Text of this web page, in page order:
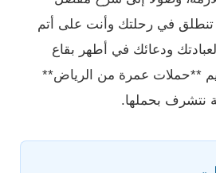
تنطلق في رحلتك وأنت على أتم
لعبادتك ودعائك في أطهر بقاع
**حملات عمرة من الرياض**
نتشرف بحملها.